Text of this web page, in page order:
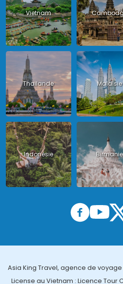
Vietnam
Thailande Malaisie
Indonésie Birmanie
Asia King Travel, agence de
License au Vietnam : Licence Tour